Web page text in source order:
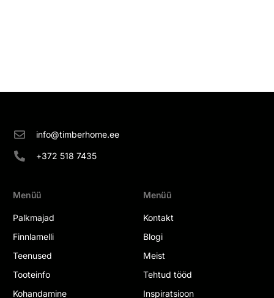
info@timberhome.ee
+372 518 7435
Menüü
Palkmajad
Finnlamelli
Teenused
Tooteinfo
Kohandamine
Menüü
Kontakt
Blogi
Meist
Tehtud tööd
Inspiratsioon